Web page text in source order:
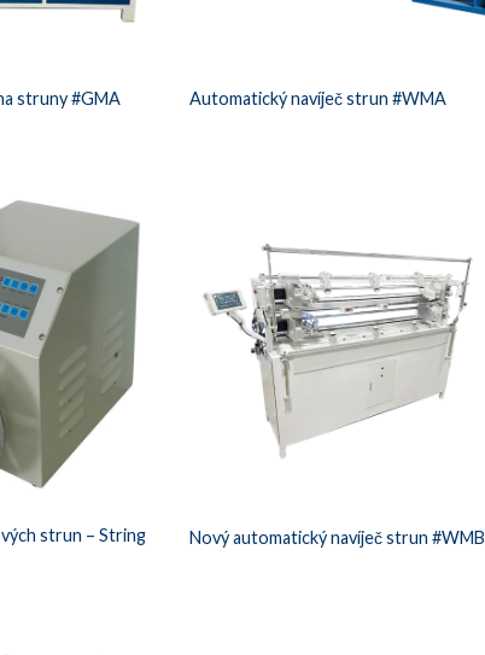
struny #GMA Automatický navíječ strun #WMA
strun – String
Nový automatický navíječ strun #WMB